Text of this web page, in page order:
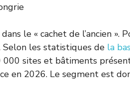
dans le « cachet de l’ancien
Selon les statistiques de la
000 sites et bâtiments
en 2026. Le segment est